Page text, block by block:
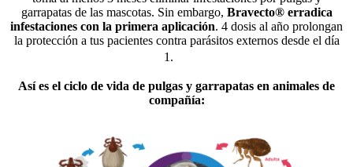
garrapatas de las mascotas. Sin embargo, Bravecto® erradica
infestaciones con la primera aplicación. 4 dosis al año prolongan
la protección a tus pacientes contra parásitos externos desde el día
1.
Así es el ciclo de vida de pulgas y garrapatas en animales de
compañía: